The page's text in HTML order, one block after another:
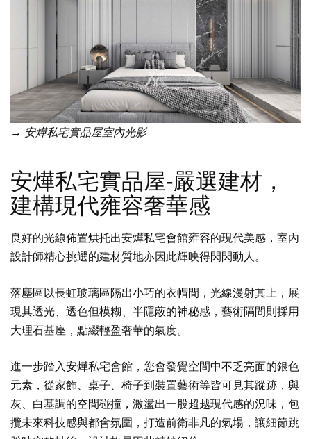
→ 安燁私宅實品屋室內光影
安燁私宅實品屋-嚴選建材，
建構現代雍容奢華感
良好的光線佈置烘托出安燁私宅會館雍容的現代美感，室內
設計師精心挑選的建材質地亦因此輝映得閃閃動人。
落塵區以長虹玻璃區隔出小巧的衣帽間，光線漫射其上，展
現其透光、透色但模糊、半隱蔽的神秘感，藝術隔間則採用
大理石基座，點綴輕盈奢華的氣度。
進一步踏入安燁私宅會館，您會發覺空間中不乏亮面的銀色
元素，從家飾、桌子、椅子到裝置藝術等皆可見其蹤跡，與
灰、白基調的空間碰撞，激盪出一股超越現代感的況味，包
攬未來科技感與都會氛圍，打造前衛非凡的氣場，讓細節跳